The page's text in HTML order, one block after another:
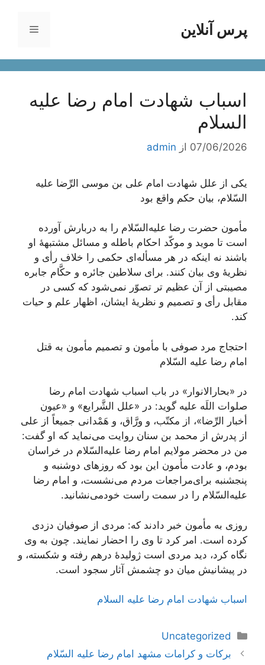
محتواپرس آنلاین فهرست
اسباب شهادت امام رضا علیه
السلام
07/06/2026 از admin
یكی‌ از علل‌ شهادت‌ امام‌ علی‌ بن‌ موسی‌ الرِّضا علیه
‌السّلام، بیان‌ حكم‌ واقع‌ بود
مأمون‌ حضرت‌ رضا علیه‌السّلام را به‌ دربارش‌ آورده‌
است‌ تا موید و موكّد احكام‌ باطله‌ و مسائل‌ مشتبهۀ او
باشند نه‌ اینكه‌ در هر مسأله‌ای‌ حكمی‌ را خلاف‌ رأی‌ و
نظریۀ وی‌ بیان‌ كنند. برای‌ سلاطین‌ جائره‌ و حكَّام‌ جابره‌
مصیبتی‌ از آن‌ عظیم تر تصوّر نمی‌شود كه‌ كسی‌ در
مقابل‌ رأی‌ و تصمیم‌ و نظریۀ ایشان‌، اظهار علم‌ و حیات‌
كند.
احتجاج‌ مرد صوفی‌ با مأمون‌ و تصمیم‌ مأمون‌ به‌ قتل‌
امام‌ رضا علیه‌ السّلام
در «بحارالانوار» در باب‌ اسباب‌ شهادت‌ امام‌ رضا
صلوات‌ اللَه‌ علیه‌ گوید: در «علل‌ الشَّرایع‌» و «عیون‌
أخبار الرِّضا»، از مكتّب‌، و ورَّاق‌، و هَمْدانی‌ جمیعاً از علی‌
از پدرش‌ از محمد بن‌ سنان‌ روایت‌ می‌نماید كه‌ او گفت‌:
من‌ در محضر مولایم‌ امام‌ رضا علیه‌السّلام در خراسان‌
بودم‌، و عادت‌ مأمون‌ این‌ بود كه‌ روزهای‌ دوشنبه‌ و
پنجشنبه‌ برای‌مراجعات‌ مردم‌ می‌نشست‌، و امام‌ رضا
علیه‌السّلام را در سمت‌ راست‌ خودمی‌نشانید.
روزی‌ به‌ مأمون‌ خبر دادند كه‌: مردی‌ از صوفیان‌ دزدی‌
كرده‌ است‌. امر كرد تا وی‌ را احضار نمایند. چون‌ به‌ وی‌
نگاه‌ كرد، دید مردی‌ است‌ ژولیدۀ درهم‌ رفته‌ و شكسته‌، و
در پیشانیش‌ میان‌ دو چشمش‌ آثار سجود است‌.
اسباب شهادت امام رضا علیه السلام
دسته‌ها
Uncategorized
ناوبریبركات‌ و كرامات‌ مشهد امام‌ رضا عليه‌ السّلام‌